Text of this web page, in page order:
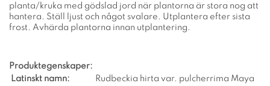
planta/kruka med gödslad jord när plantorna är stora nog att
hantera. Ställ ljust och något svalare. Utplantera efter sista
frost. Avhärda plantorna innan utplantering.
Produktegenskaper:
Latinskt namn:
Rudbeckia hirta var. pulcherrima Maya